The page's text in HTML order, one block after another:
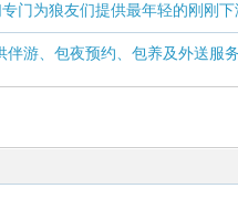
门为狼友们提供最年轻的刚刚
伴游、包夜预约、包养及外送服